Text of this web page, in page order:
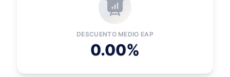
DESCUENTO MEDIO EAP
0.00%